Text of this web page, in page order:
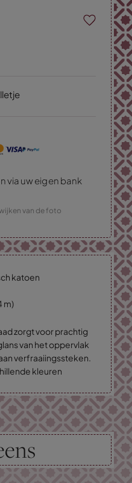
via uw eigen bank
van de foto
katoen
m)
zorgt voor prachtig
van het oppervlak
verfraaiingssteken.
kleuren